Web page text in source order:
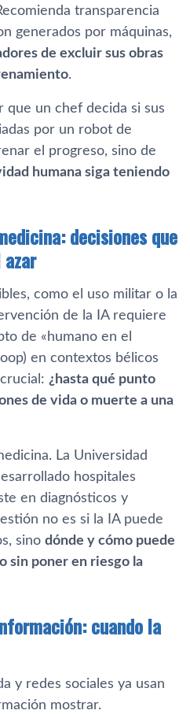
transparencia
generados por máquinas,
de excluir sus obras
.
que un chef decida si sus
por un robot de
el progreso, sino de
humana siga teniendo
decisiones que
como el uso militar o la
de la IA requiere
de «humano en el
en contextos bélicos
¿hasta qué punto
de vida o muerte a una
La Universidad
hospitales
en diagnósticos y
no es si la IA puede
sino dónde y cómo puede
sin poner en riesgo la
cuando la
y redes sociales ya usan
mostrar.